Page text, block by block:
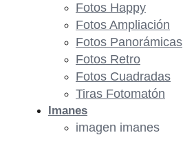
Fotos Happy
Fotos Ampliación
Fotos Panorámicas
Fotos Retro
Fotos Cuadradas
Tiras Fotomatón
Imanes
imagen imanes